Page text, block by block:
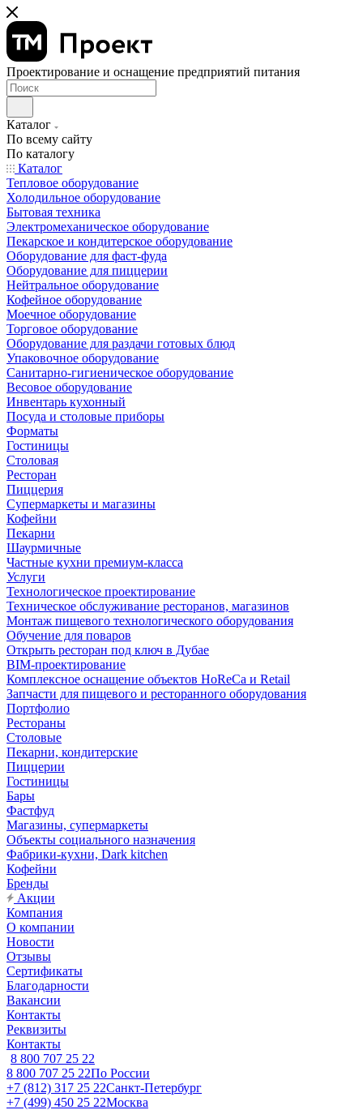
Проектирование и оснащение предприятий питания
Каталог
По всему сайту
По каталогу
Каталог
Тепловое оборудование
Холодильное оборудование
Бытовая техника
Электромеханическое оборудование
Пекарское и кондитерское оборудование
Оборудование для фаст-фуда
Оборудование для пиццерии
Нейтральное оборудование
Кофейное оборудование
Моечное оборудование
Торговое оборудование
Оборудование для раздачи готовых блюд
Упаковочное оборудование
Санитарно-гигиеническое оборудование
Весовое оборудование
Инвентарь кухонный
Посуда и столовые приборы
Форматы
Гостиницы
Столовая
Ресторан
Пиццерия
Супермаркеты и магазины
Кофейни
Пекарни
Шаурмичные
Частные кухни премиум-класса
Услуги
Технологическое проектирование
Техническое обслуживание ресторанов, магазинов
Монтаж пищевого технологического оборудования
Обучение для поваров
Открыть ресторан под ключ в Дубае
BIM-проектирование
Комплексное оснащение объектов HoReCa и Retail
Запчасти для пищевого и ресторанного оборудования
Портфолио
Рестораны
Столовые
Пекарни, кондитерские
Пиццерии
Гостиницы
Бары
Фастфуд
Магазины, супермаркеты
Объекты социального назначения
Фабрики-кухни, Dark kitchen
Кофейни
Бренды
Акции
Компания
О компании
Новости
Отзывы
Сертификаты
Благодарности
Вакансии
Контакты
Реквизиты
Контакты
8 800 707 25 22
8 800 707 25 22По России
+7 (812) 317 25 22Санкт-Петербург
+7 (499) 450 25 22Москва